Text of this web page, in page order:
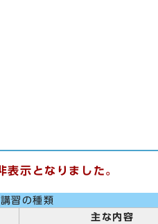
示となりました。
習の種類
主な内容